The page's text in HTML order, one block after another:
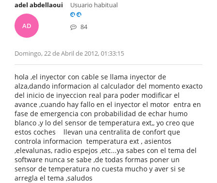
adel abdellaoui
AD
Usuario habitual
84
Domingo, 22 de Abril de 2012, 01:33:15
hola ,el inyector con cable se llama inyector de
alza,dando informacion al calculador del momento exacto
del inicio de inyeccion real para poder modificar el
avance ,cuando hay fallo en el inyector el motor entra en
fase de emergencia con probabilidad de echar humo
blanco ,y lo del sensor de temperatura ext,, yo creo que
estos coches llevan una centralita de confort que
controla informacion temperatura ext , asientos
,elevalunas, radio espejos ,etc...ya sabes con el tema del
software nunca se sabe ,de todas formas poner un
sensor de temperatura no cuesta mucho y aver si se
arregla el tema ,saludos